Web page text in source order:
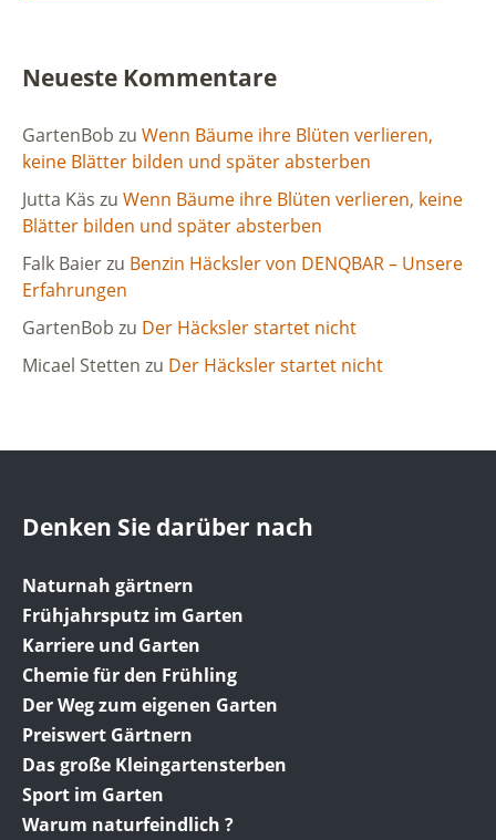
Neueste Kommentare
GartenBob zu Wenn Bäume ihre Blüten verlieren,
keine Blätter bilden und später absterben
Jutta Käs zu Wenn Bäume ihre Blüten verlieren, keine
Blätter bilden und später absterben
Falk Baierzu Benzin Häcksler von DENQBAR – Unsere
Erfahrungen
GartenBob zu Der Häcksler startet nicht
Micael Stetten zu Der Häcksler startet nicht
Denken Sie darüber nach
Naturnah gärtnern
Frühjahrsputz im Garten
Karriere und Garten
Chemie für den Frühling
Der Weg zum eigenen Garten
Preiswert Gärtnern
Das große Kleingartensterben
Sport im Garten
Warum naturfeindlich ?